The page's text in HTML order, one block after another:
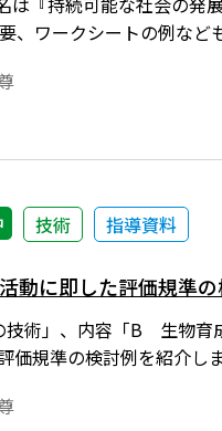
、ワークシートの例など
技術 指導資料
動に即した評価規準の
術」、内容「B 生物育
価規準の検討例を紹介しま